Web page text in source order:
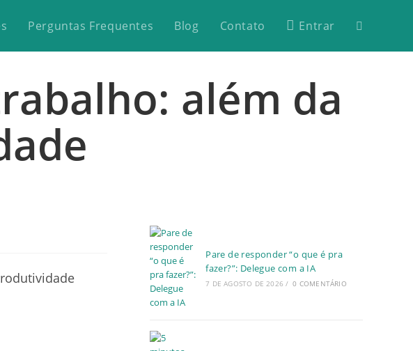
Perguntas Frequentes Blog Contato Entrar
além da
Pare de responder “o que é pra
fazer?”: Delegue com a IA
7 DE AGOSTO DE 2026 / 0 COMENTÁRIO